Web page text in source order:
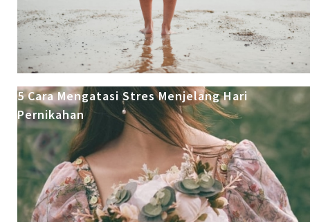
5 Cara Mengatasi Stres Menjelang Hari
Pernikahan